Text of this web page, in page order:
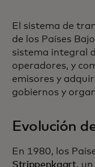
El sistema de
de los Países
sistema integral
operadores, y
emisores y
gobiernos y
Evolución
En 1980, los
Strippenkaart,